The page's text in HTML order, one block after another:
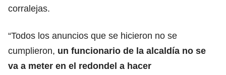
corralejas.
“Todos los anuncios que se hicieron no se
cumplieron, un funcionario de la alcaldía no se
va a meter en el redondel a hacer